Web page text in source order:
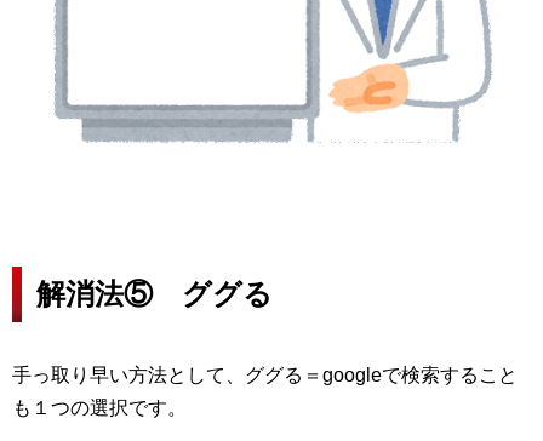
解消法⑤ ググる
手っ取り早い方法として、ググる＝googleで検索すること
も１つの選択です。